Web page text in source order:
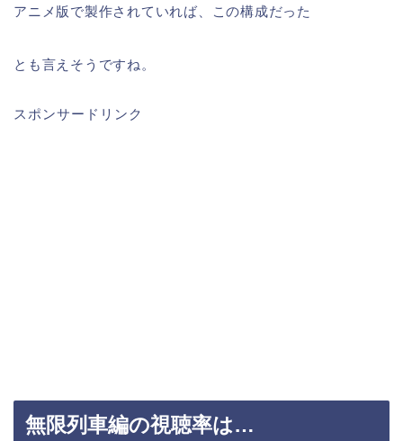
アニメ版で製作されていれば、この構成だった
とも言えそうですね。
スポンサードリンク
無限列車編の視聴率は…